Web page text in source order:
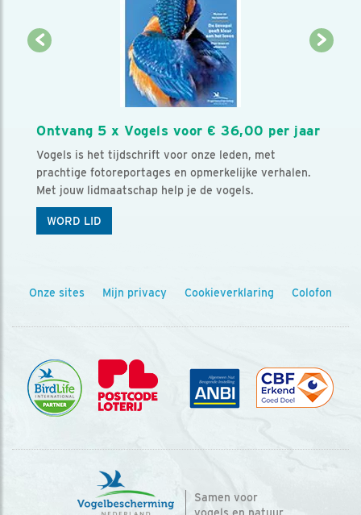
Ontvang 5 x Vogels voor € 36,00 per jaar
Vogels is het tijdschrift voor onze leden, met
prachtige fotoreportages en opmerkelijke verhalen.
Met jouw lidmaatschap help je de vogels.
WORD LID
Onze sites Mijn privacy Cookieverklaring Colofon
Samen voor